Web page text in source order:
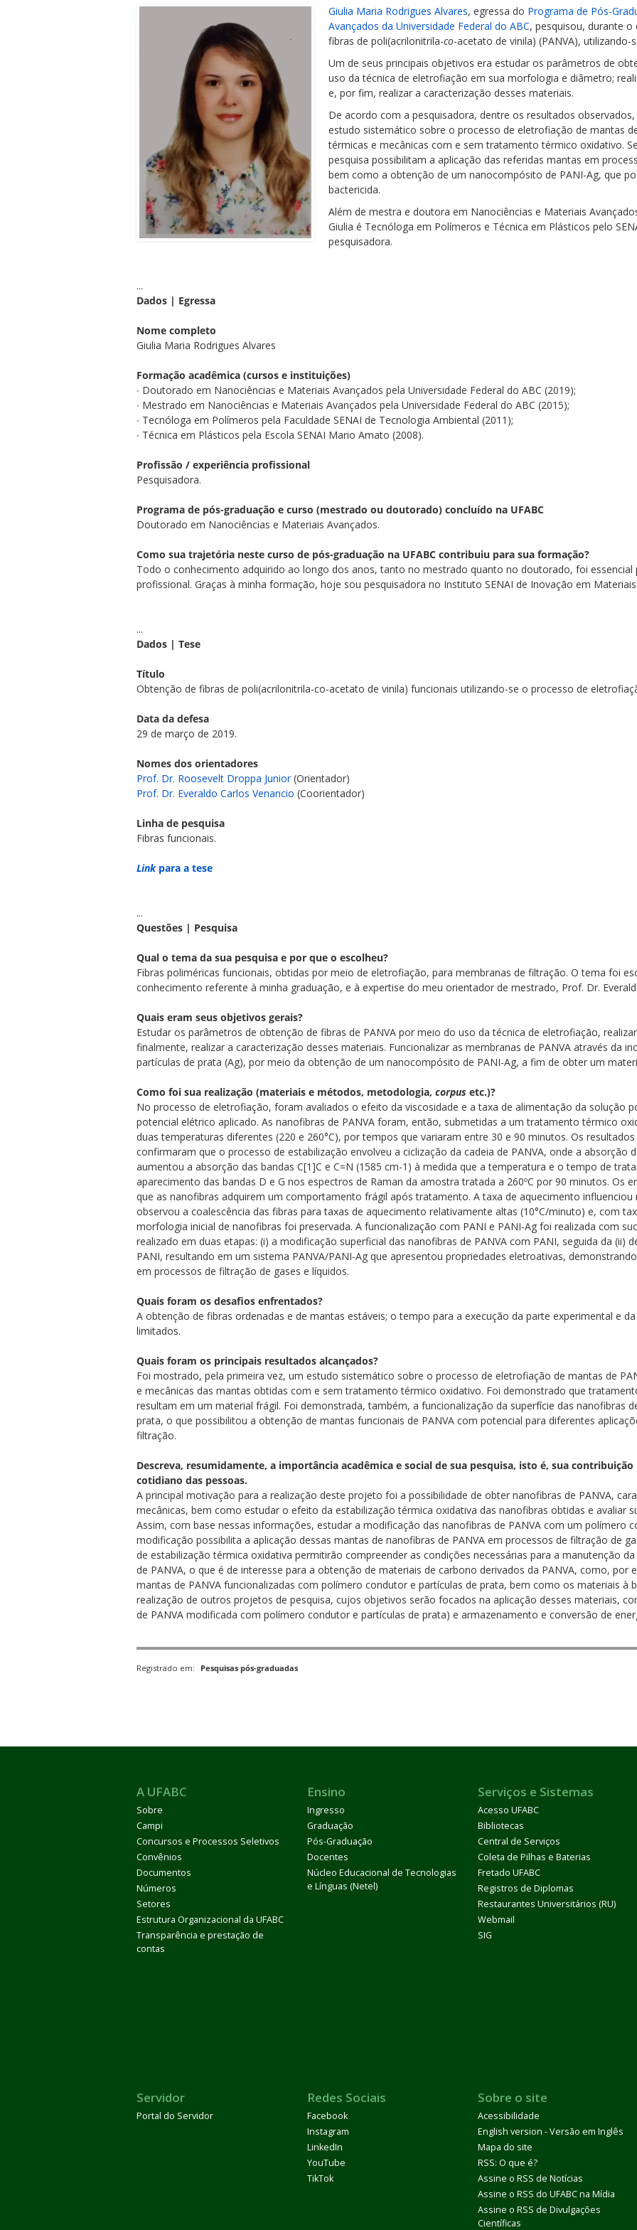
Giulia Maria Rodrigues Alvares, egressa do Programa de Pós-
Avançados da Universidade Federal do ABC, pesquisou, durante
fibras de poli(acrilonitrila-co-acetato de vinila) (PANVA),
Um de seus principais objetivos era estudar os parâmetros de
uso da técnica de eletrofiação em sua morfologia e diâmetro;
e, por fim, realizar a caracterização desses materiais.
De acordo com a pesquisadora, dentre os resultados
estudo sistemático sobre o processo de eletrofiação de mantas
térmicas e mecânicas com e sem tratamento térmico oxidativo.
pesquisa possibilitam a aplicação das referidas mantas em
bem como a obtenção de um nanocompósito de PANI-Ag, que
bactericida.
Além de mestra e doutora em Nanociências e Materiais
Giulia é Tecnóloga em Polímeros e Técnica em Plásticos pelo
pesquisadora.
...
Dados | Egressa
Nome completo
Giulia Maria Rodrigues Alvares
Formação acadêmica (cursos e instituições)
∙ Doutorado em Nanociências e Materiais Avançados pela Universidade Federal do ABC (2019);
∙ Mestrado em Nanociências e Materiais Avançados pela Universidade Federal do ABC (2015);
∙ Tecnóloga em Polímeros pela Faculdade SENAI de Tecnologia Ambiental (2011);
∙ Técnica em Plásticos pela Escola SENAI Mario Amato (2008).
Profissão / experiência profissional
Pesquisadora.
Programa de pós-graduação e curso (mestrado ou doutorado) concluído na UFABC
Doutorado em Nanociências e Materiais Avançados.
Como sua trajetória neste curso de pós-graduação na UFABC contribuiu para sua formação?
Todo o conhecimento adquirido ao longo dos anos, tanto no mestrado quanto no doutorado, foi essencial
profissional. Graças à minha formação, hoje sou pesquisadora no Instituto SENAI de Inovação em
...
Dados | Tese
Título
Obtenção de fibras de poli(acrilonitrila-co-acetato de vinila) funcionais utilizando-se o processo de
Data da defesa
29 de março de 2019.
Nomes dos orientadores
Prof. Dr. Roosevelt Droppa Junior(Orientador)
Prof. Dr. Everaldo Carlos Venancio (Coorientador)
Linha de pesquisa
Fibras funcionais.
Link para a tese
...
Questões | Pesquisa
Qual o tema da sua pesquisa e por que o escolheu?
Fibras poliméricas funcionais, obtidas por meio de eletrofiação, para membranas de filtração. O tema foi
conhecimento referente à minha graduação, e à expertise do meu orientador de mestrado, Prof. Dr.
Quais eram seus objetivos gerais?
Estudar os parâmetros de obtenção de fibras de PANVA por meio do uso da técnica de eletrofiação,
finalmente, realizar a caracterização desses materiais. Funcionalizar as membranas de PANVA através da
partículas de prata (Ag), por meio da obtenção de um nanocompósito de PANI-Ag, a fim de obter um
Como foi sua realização (materiais e métodos, metodologia, corpus etc.)?
No processo de eletrofiação, foram avaliados o efeito da viscosidade e a taxa de alimentação da solução
potencial elétrico aplicado. As nanofibras de PANVA foram, então, submetidas a um tratamento térmico
duas temperaturas diferentes (220 e 260°C), por tempos que variaram entre 30 e 90 minutos. Os
confirmaram que o processo de estabilização envolveu a ciclização da cadeia de PANVA, onde a absorção
aumentou a absorção das bandas C[1]C e C=N (1585 cm-1) à medida que a temperatura e o tempo de
aparecimento das bandas D e G nos espectros de Raman da amostra tratada a 260ºC por 90 minutos. Os
que as nanofibras adquirem um comportamento frágil após tratamento. A taxa de aquecimento
observou a coalescência das fibras para taxas de aquecimento relativamente altas (10°C/minuto) e, com
morfologia inicial de nanofibras foi preservada. A funcionalização com PANI e PANI-Ag foi realizada com
realizado em duas etapas: (i) a modificação superficial das nanofibras de PANVA com PANI, seguida da (ii)
PANI, resultando em um sistema PANVA/PANI-Ag que apresentou propriedades eletroativas,
em processos de filtração de gases e líquidos.
Quais foram os desafios enfrentados?
A obtenção de fibras ordenadas e de mantas estáveis; o tempo para a execução da parte experimental e
limitados.
Quais foram os principais resultados alcançados?
Foi mostrado, pela primeira vez, um estudo sistemático sobre o processo de eletrofiação de mantas de
e mecânicas das mantas obtidas com e sem tratamento térmico oxidativo. Foi demonstrado que
resultam em um material frágil. Foi demonstrada, também, a funcionalização da superfície das nanofibras
prata, o que possibilitou a obtenção de mantas funcionais de PANVA com potencial para diferentes
filtração.
Descreva, resumidamente, a importância acadêmica e social de sua pesquisa, isto é, sua
cotidiano das pessoas.
A principal motivação para a realização deste projeto foi a possibilidade de obter nanofibras de PANVA,
mecânicas, bem como estudar o efeito da estabilização térmica oxidativa das nanofibras obtidas e avaliar
Assim, com base nessas informações, estudar a modificação das nanofibras de PANVA com um polímero
modificação possibilita a aplicação dessas mantas de nanofibras de PANVA em processos de filtração de
de estabilização térmica oxidativa permitirão compreender as condições necessárias para a manutenção
de PANVA, o que é de interesse para a obtenção de materiais de carbono derivados da PANVA, como, por
mantas de PANVA funcionalizadas com polímero condutor e partículas de prata, bem como os materiais à
realização de outros projetos de pesquisa, cujos objetivos serão focados na aplicação desses materiais,
de PANVA modificada com polímero condutor e partículas de prata) e armazenamento e conversão de
Registrado em: Pesquisas pós-graduadas
A UFABC
Sobre
Campi
Concursos e Processos Seletivos
Convênios
Documentos
Números
Setores
Estrutura Organizacional da UFABC
Transparência e prestação de
contas
Ensino
Ingresso
Graduação
Pós-Graduação
Docentes
Núcleo Educacional de Tecnologias
e Línguas (Netel)
Serviços e Sistemas
Acesso UFABC
Bibliotecas
Central de Serviços
Coleta de Pilhas e Baterias
Fretado UFABC
Registros de Diplomas
Restaurantes Universitários (RU)
Webmail
SIG
Servidor
Portal do Servidor
Redes Sociais
Facebook
Instagram
LinkedIn
YouTube
TikTok
Sobre o site
Acessibilidade
English version - Versão em Inglês
Mapa do site
RSS: O que é?
Assine o RSS de Notícias
Assine o RSS do UFABC na Mídia
Assine o RSS de Divulgações
Científicas